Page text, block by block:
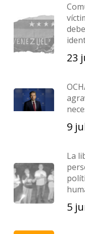
23
9
La
5